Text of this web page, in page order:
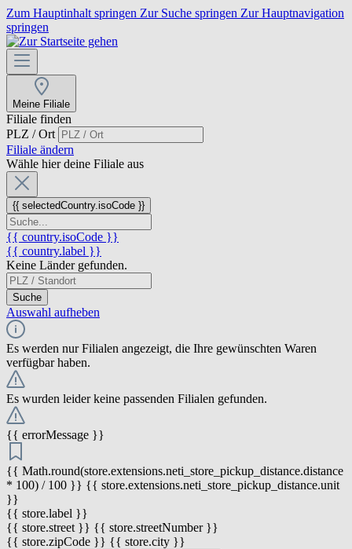
Zum Hauptinhalt springen Zur Suche springen Zur Hauptnavigation
springen
Meine Filiale
Filiale finden
PLZ / Ort
Filiale ändern
Wähle hier deine Filiale aus
{{ selectedCountry.isoCode }}
{{ country.isoCode }}
{{ country.label }}
Keine Länder gefunden.
Suche
Auswahl aufheben
Es werden nur Filialen angezeigt, die Ihre gewünschten Waren
verfügbar haben.
Es wurden leider keine passenden Filialen gefunden.
{{ errorMessage }}
{{ Math.round(store.extensions.neti_store_pickup_distance.distance
* 100) / 100 }} {{ store.extensions.neti_store_pickup_distance.unit
}}
{{ store.label }}
{{ store.street }} {{ store.streetNumber }}
{{ store.zipCode }} {{ store.city }}